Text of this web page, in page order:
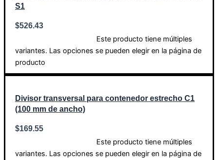
S1
$526.43
Este producto tiene múltiples
variantes. Las opciones se pueden elegir en la página de
producto
Divisor transversal para contenedor estrecho C1
(100 mm de ancho)
$169.55
Este producto tiene múltiples
variantes. Las opciones se pueden elegir en la página de